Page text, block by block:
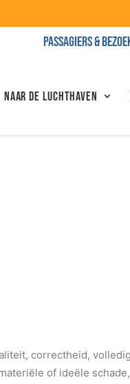
PASSAGIERS &
NAAR DE LUCHTHAVEN
correctheid,
of ideële